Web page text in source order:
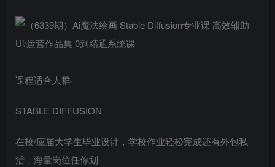
课程适合人群·
STABLE DIFFUSION
在校/应届大学生毕业设计，学校作业轻松完成还有外包私
活，海量岗位任你划